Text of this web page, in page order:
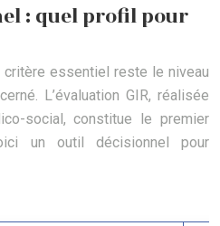
: quel profil pour
critère essentiel reste le niveau
L’évaluation GIR, réalisée
social, constitue le premier
un outil décisionnel pour